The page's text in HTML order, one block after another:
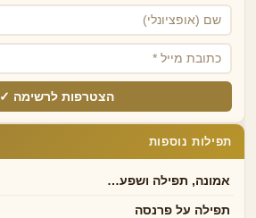
הצטרפות לרשימה ✓
תפילות נוספות
אמונה, תפילה ושפע…
תפילה על פרנסה